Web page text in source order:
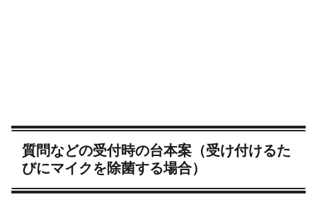
質問などの受付時の台本案（受け付けるた
びにマイクを除菌する場合）